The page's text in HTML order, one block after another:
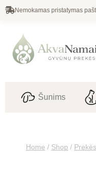
Nemokamas pristatymas
Šunims
Home / Shop /